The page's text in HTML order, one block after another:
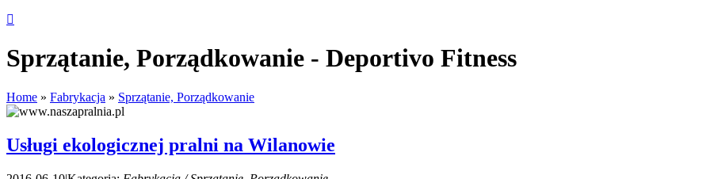
Sprzątanie, Porządkowanie - Deportivo Fitness
Home » Fabrykacja » Sprzątanie, Porządkowanie
Usługi ekologicznej pralni na Wilanowie